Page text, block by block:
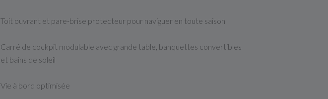
Toit ouvrant et pare-brise protecteur pour naviguer en toute saison
Carré de cockpit modulable avec grande table, banquettes convertibles
et bains de soleil
Vie à bord optimisée